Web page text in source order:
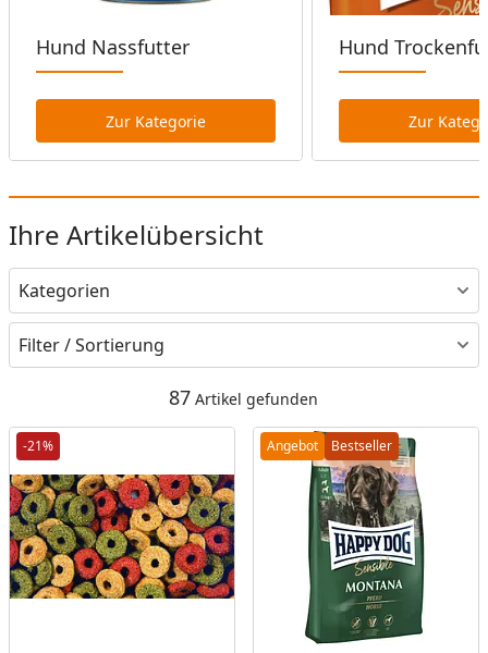
Hund Nassfutter
Zur Kategorie
Hund
Zur
Ihre Artikelübersicht
Kategorien
Filter / Sortierung
87 Artikel gefunden
-21% Angebot Bestseller